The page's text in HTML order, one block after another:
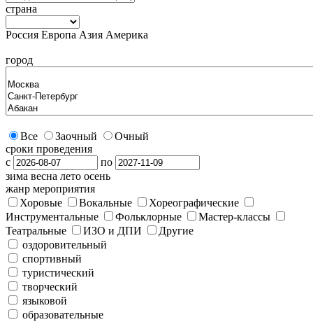
страна
Россия Европа Азия Америка
город
Все Заочный
Очный
сроки проведения
с
по
зима весна лето осень
жанр мероприятия
Хоровые
Вокальные
Хореографические
Инструментальные
Фольклорные
Мастер-классы
Театральные
ИЗО и ДПИ
Другие
оздоровительный
спортивный
туристический
творческий
языковой
образовательные